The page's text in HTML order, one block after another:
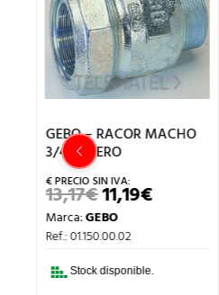
GEBO – RACOR MACHO
3/4″ ACERO
13,17€EL
PRECIO
ORIGINAL
ERA:
11,19€EL
PRECIO
Marca:GEBO
Ref.: 01.150.00.02
Stock disponible.